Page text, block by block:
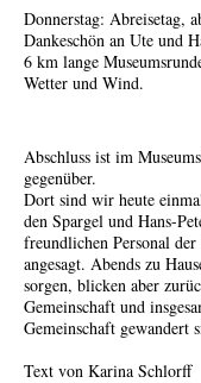
Donnerstag: Abreisetag,
Dankeschön an Ute und
6 km lange
Wetter und Wind.
Abschluss ist im
gegenüber.
Dort sind wir heute
den Spargel und Hans-
freundlichen Personal
angesagt. Abends zu
sorgen, blicken aber
Gemeinschaft und
Gemeinschaft gewandert
Text von Karina Schlorff